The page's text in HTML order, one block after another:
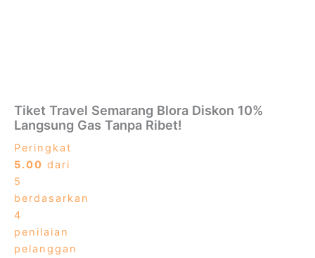
Tiket Travel Semarang Blora Diskon 10%
Langsung Gas Tanpa Ribet!
Peringkat
5.00 dari
5
berdasarkan
4
penilaian
pelanggan